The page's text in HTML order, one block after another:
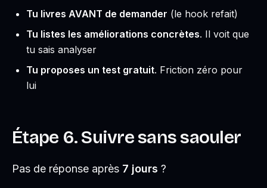
Tu livres AVANT de demander (le hook refait)
Tu listes les améliorations concrètes. Il voit que
tu sais analyser
Tu proposes un test gratuit. Friction zéro pour
lui
Étape 6. Suivre sans saouler
Pas de réponse après 7 jours ?